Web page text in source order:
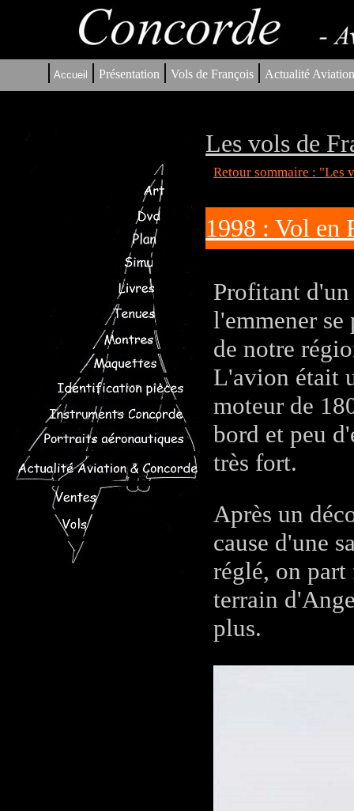
| Accueil | Présentation | Vols de François | Actualité
Les vols de
Retour sommaire : "Les
1998 : Vol en
Profitant
l'emmener se
de notre
L'avion était
moteur de
bord et peu
très fort.
Après un
cause d'une
réglé, on
terrain
plus.